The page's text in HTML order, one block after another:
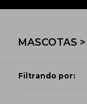
MASCOTAS
Filtrando por: